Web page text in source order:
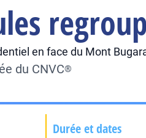
en face du Mont
du CNVC®
Durée et dates